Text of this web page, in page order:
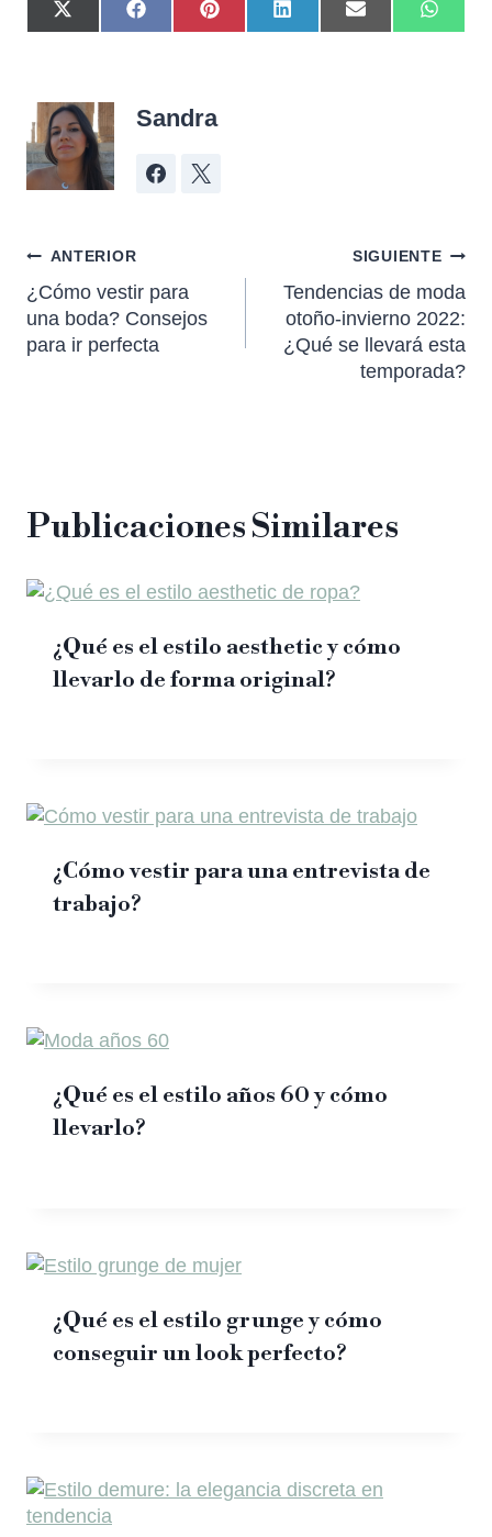
Sandra
ANTERIOR
¿Cómo vestir para
una boda? Consejos
para ir perfecta
SIGUIENTE
Tendencias de moda
otoño-invierno 2022:
¿Qué se llevará esta
temporada?
Publicaciones Similares
¿Qué es el estilo aesthetic y cómo
llevarlo de forma original?
¿Cómo vestir para una entrevista de
trabajo?
¿Qué es el estilo años 60 y cómo
llevarlo?
¿Qué es el estilo grunge y cómo
conseguir un look perfecto?